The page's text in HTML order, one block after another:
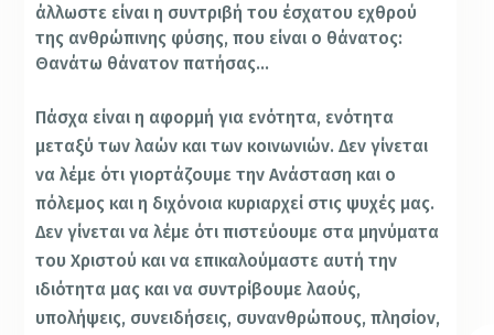
άλλωστε είναι η συντριβή του έσχατου εχθρού
της ανθρώπινης φύσης, που είναι ο θάνατος:
Θανάτω θάνατον πατήσας…
Πάσχα είναι η αφορμή για ενότητα, ενότητα
μεταξύ των λαών και των κοινωνιών. Δεν γίνεται
να λέμε ότι γιορτάζουμε την Ανάσταση και ο
πόλεμος και η διχόνοια κυριαρχεί στις ψυχές μας.
Δεν γίνεται να λέμε ότι πιστεύουμε στα μηνύματα
του Χριστού και να επικαλούμαστε αυτή την
ιδιότητα μας και να συντρίβουμε λαούς,
υπολήψεις, συνειδήσεις, συνανθρώπους, πλησίον,